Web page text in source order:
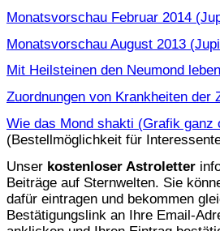
Monatsvorschau Februar 2014
Monatsvorschau August 2013
Mit Heilsteinen den Neumond leben
Zuordnungen von Krankheiten der
Wie das Mond shakti (Grafik ganz
(Bestellmöglichkeit für
Unser kostenloser Astroletter
Beiträge auf Sternwelten. Sie
dafür eintragen und bekommen
Bestätigungslink an Ihre Email-